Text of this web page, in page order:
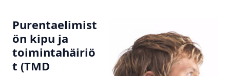
Purentaelimist
ön kipu ja
toimintahäiriö
t (TMD